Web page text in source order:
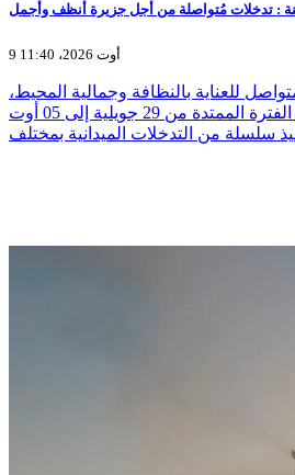
: تدخلات مُتواصلة من أجل جزيرة أنظف وأجمل
9 أوت 2026، 11:40
للعناية بالنظافة وجمالية المحيط،
واصلت بلدية قرقنة خلال الفترة الممتدة من 29 جويلية إلى 05 أوت